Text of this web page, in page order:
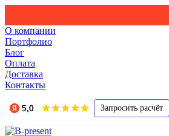
О компании
Портфолио
Блог
Оплата
Доставка
Контакты
Запросить расчёт